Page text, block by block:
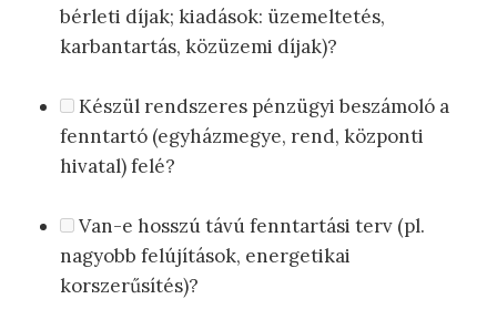
bérleti díjak; kiadások: üzemeltetés,
karbantartás, közüzemi díjak)?
Készül rendszeres pénzügyi beszámoló a
fenntartó (egyházmegye, rend, központi
hivatal) felé?
Van-e hosszú távú fenntartási terv (pl.
nagyobb felújítások, energetikai
korszerűsítés)?